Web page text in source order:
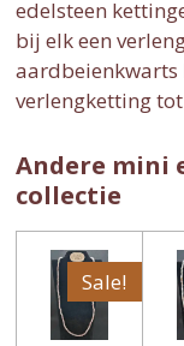
edelsteen
bij elk een
aardbeienkwarts
verlengketting
Andere mini
collectie
Sale!